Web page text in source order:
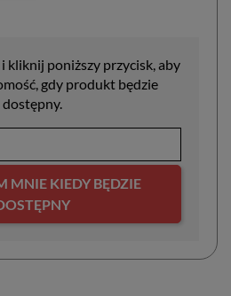
kliknij poniższy przycisk, aby
gdy produkt będzie
dostępny.
MNIE KIEDY BĘDZIE